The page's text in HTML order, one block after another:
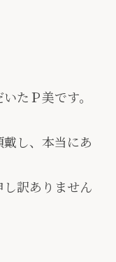
たＰ美です。
し、本当にあ
訳ありません